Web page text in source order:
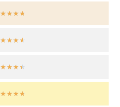
★★★★
☆☆☆☆
★★★★
★ ★ ★ ★